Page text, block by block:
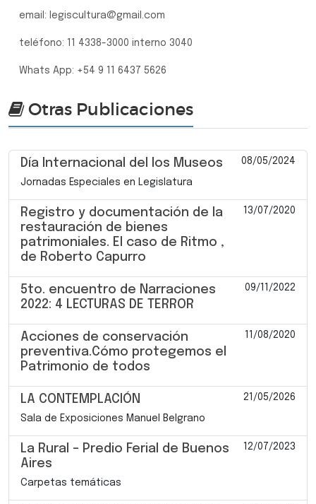
email: legiscultura@gmail.com
teléfono: 11 4338-3000 interno 3040
Whats App: +54 9 11 6437 5626
Otras Publicaciones
Día Internacional del los Museos 08/05/2024
Jornadas Especiales en Legislatura
Registro y documentación de la
restauración de bienes
patrimoniales. El caso de Ritmo ,
de Roberto Capurro
13/07/2020
5to. encuentro de Narraciones
2022: 4 LECTURAS DE TERROR
09/11/2022
Acciones de conservación
preventiva.Cómo protegemos el
Patrimonio de todos
11/08/2020
LA CONTEMPLACIÓN 21/05/2026
Sala de Exposiciones Manuel Belgrano
La Rural – Predio Ferial de Buenos
Aires
12/07/2023
Carpetas temáticas